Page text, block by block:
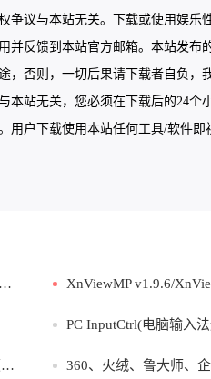
争议与本站无关。下载或使用娱乐
并反馈到本站官方邮箱。本站发布
，否则，一切后果请下载者自负，
本站无关，您必须在下载后的24个
用户下载使用本站任何工具/软件即
XnViewMP v1.9.6/XnView
PC InputCtrl(电脑输入法删除
360、火绒、鲁大师、企鹅管家软件单